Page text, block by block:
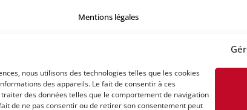
nous utilisons des technologies telles que les cookies
des appareils. Le fait de consentir à ces
des données telles que le comportement de navigation
de ne pas consentir ou de retirer son consentement peut
Mentions légales